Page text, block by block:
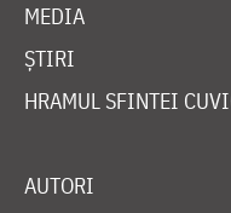
MEDIA
ȘTIRI
HRAMUL SFINTEI
AUTORI